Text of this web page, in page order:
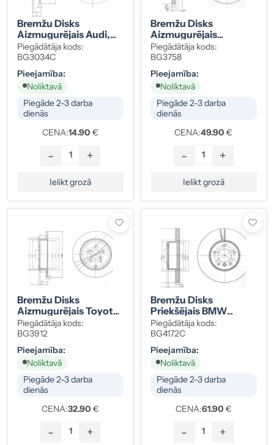
Bremžu Disks
Aizmugurējais Audi,
Seat, Skoda, VW
1J0615301
Piegādātāja kods:
BG3034C
Pieejamība:
Noliktavā
Piegāde 2-3 darba
dienās
CENA:14.90 €
- +
Ielikt grozā
Bremžu Disks
Aizmugurējais
Mercedes-Benz
0004230912
Piegādātāja kods:
BG3758
Pieejamība:
Noliktavā
Piegāde 2-3 darba
dienās
CENA:49.90 €
- +
Ielikt grozā
Bremžu Disks
Aizmugurējais Toyota
42431-05030
Piegādātāja kods:
BG3912
Pieejamība:
Noliktavā
Piegāde 2-3 darba
dienās
CENA:32.90 €
- +
Bremžu Disks
Priekšējais BMW
34116774875
Piegādātāja kods:
BG4172C
Pieejamība:
Noliktavā
Piegāde 2-3 darba
dienās
CENA:61.90 €
- +